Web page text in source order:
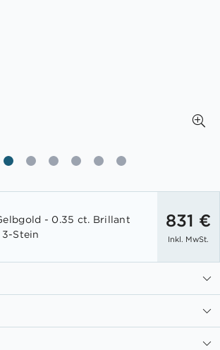
- 0.35 ct. Brillant
Stein
831 €
Inkl. MwSt.